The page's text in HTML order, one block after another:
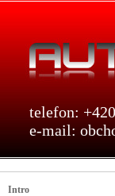
telefon:
e-mail:
Intro